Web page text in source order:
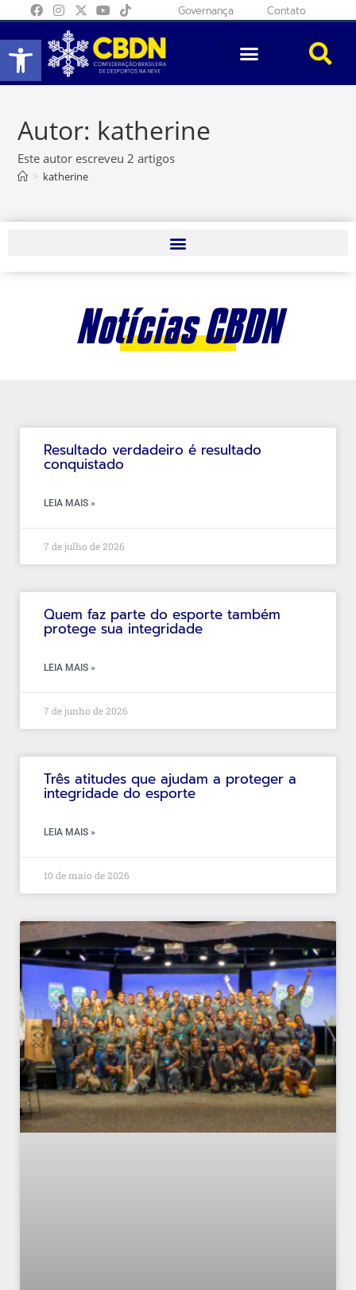
Abrir a barra de ferramentas
Governança Contato
Autor: katherine
Este autor escreveu 2 artigos
> katherine
Notícias CBDN
Resultado verdadeiro é resultado
conquistado
LEIA MAIS »
7 de julho de 2026
Quem faz parte do esporte também
protege sua integridade
LEIA MAIS »
7 de junho de 2026
Três atitudes que ajudam a proteger a
integridade do esporte
LEIA MAIS »
10 de maio de 2026